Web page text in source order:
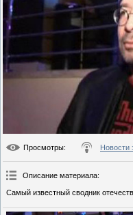
Просмотры: Новости
Описание материала:
Самый известный сводник